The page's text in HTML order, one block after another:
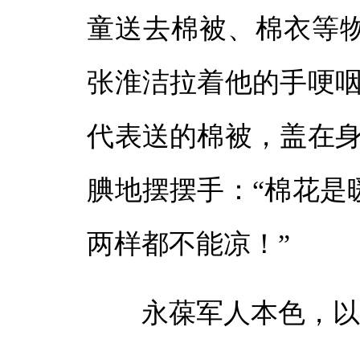
童送去棉被、棉衣等
张淮洁拉着他的手哽
代表送的棉被，盖在
腆地摆摆手：“棉花
两样都不能凉！”
永葆军人本色，以